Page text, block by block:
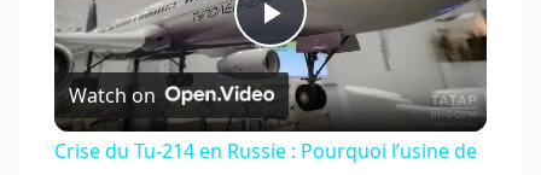
Play
Video
Watch on
Crise du Tu-214 en Russie : Pourquoi l’usine de